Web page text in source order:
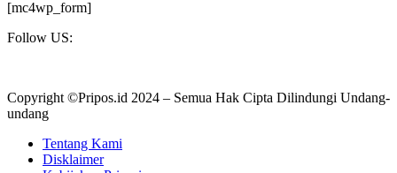
[mc4wp_form]
Follow US:
Copyright ©Pripos.id 2024 – Semua Hak Cipta Dilindungi Undang-
undang
Tentang Kami
Disklaimer